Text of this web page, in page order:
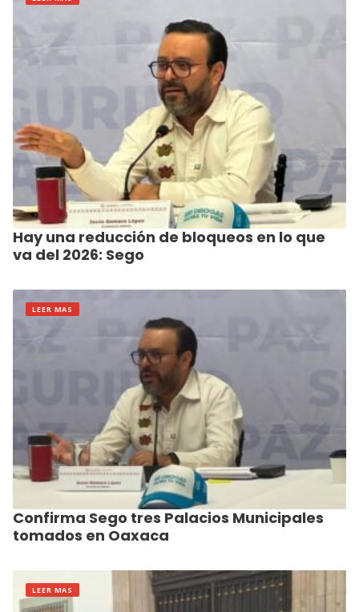
Hay una reducción de bloqueos en lo que
va del 2026: Sego
LEER MAS
Confirma Sego tres Palacios Municipales
tomados en Oaxaca
LEER MAS